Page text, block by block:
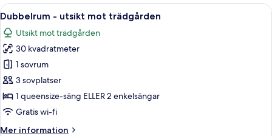
utsikt
mot
(Sea
Side)
Öppna
alla
foton
för
Dubbelrum
-
utsikt
mot
Ett hotellrum med en stor säng, ett
10
Dubbelrum - utsikt mot trädgården
Utsikt mot trädgården
30 kvadratmeter
1 sovrum
3 sovplatser
1 queensize-säng ELLER 2 enkelsängar
Gratis wi-fi
Mer information
Mer